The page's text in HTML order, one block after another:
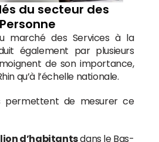
du secteur des
marché des Services à la
également par plusieurs
de son importance,
qu’à l’échelle nationale.
permettent de mesurer ce
d’habitantsdans le Bas-